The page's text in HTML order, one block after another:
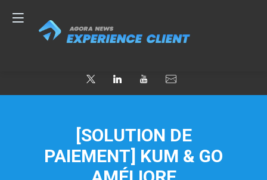
[SOLUTION DE
PAIEMENT] KUM & GO